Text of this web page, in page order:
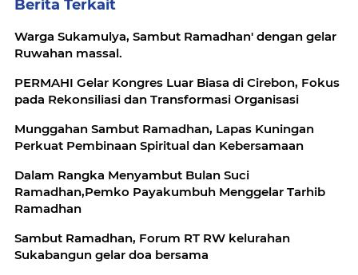
Berita Terkait
Warga Sukamulya, Sambut Ramadhan' dengan gelar
Ruwahan massal.
PERMAHI Gelar Kongres Luar Biasa di Cirebon, Fokus
pada Rekonsiliasi dan Transformasi Organisasi
Munggahan Sambut Ramadhan, Lapas Kuningan
Perkuat Pembinaan Spiritual dan Kebersamaan
Dalam Rangka Menyambut Bulan Suci
Ramadhan,Pemko Payakumbuh Menggelar Tarhib
Ramadhan
Sambut Ramadhan, Forum RT RW kelurahan
Sukabangun gelar doa bersama